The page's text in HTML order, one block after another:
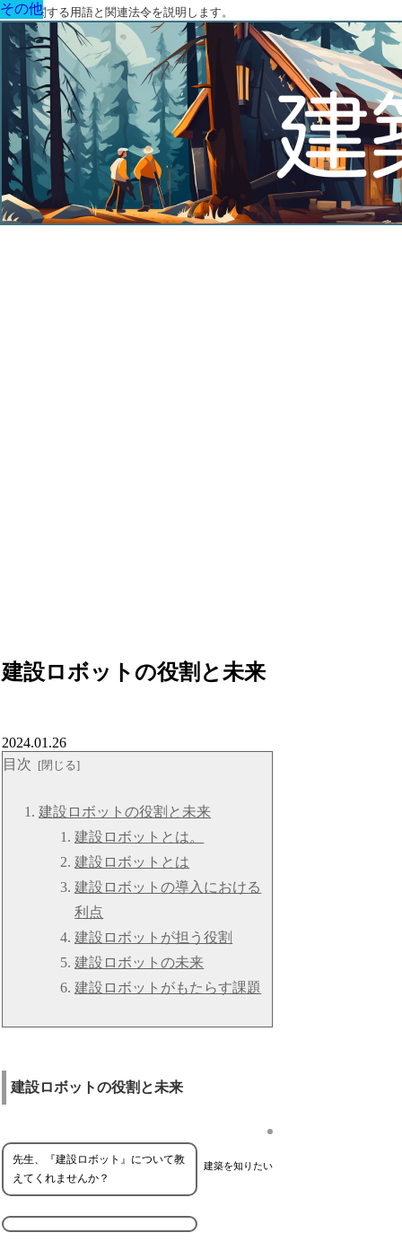
建築に関する用語と関連法令を説明します。
建設ロボットの役割と未来
その他
2024.01.26
目次
建設ロボットの役割と未来
建設ロボットとは。
建設ロボットとは
建設ロボットの導入における
利点
建設ロボットが担う役割
建設ロボットの未来
建設ロボットがもたらす課題
建設ロボットの役割と未来
建築を知りたい
先生、『建設ロボット』について教
えてくれませんか？
その他
その他
その他
その他
その他
その他